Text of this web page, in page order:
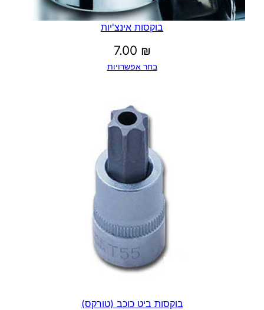
בוקסות אינצ'יות
7.00 ₪
בחר אפשרויות
בוקסות ביט כוכב (טורקס)